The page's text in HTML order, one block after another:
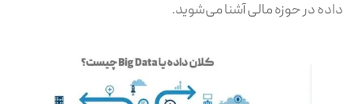
در حوزه مالی آشنا می‌شوید.